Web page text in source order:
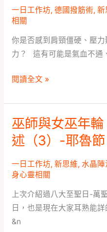
擺
天
領
水
×
缽
團
體
靜
心】
一日工作坊, 德國撥筋術, 新
相關
你是否感到肩頸僵硬、壓
力？ 這有可能是氣血不通
靈
｜
深
層
癒
秘
密-
【顱
內
壓
撥
筋
術】
閱讀全文 »
巫師與女巫年
述（3）-耶魯節
一日工作坊, 新思維, 水晶陣
身心靈相關
上次介紹過八大至聖日-萬
日，也是現在大家耳熟能
&n
巫
師
與
女
巫
年
輪
｜